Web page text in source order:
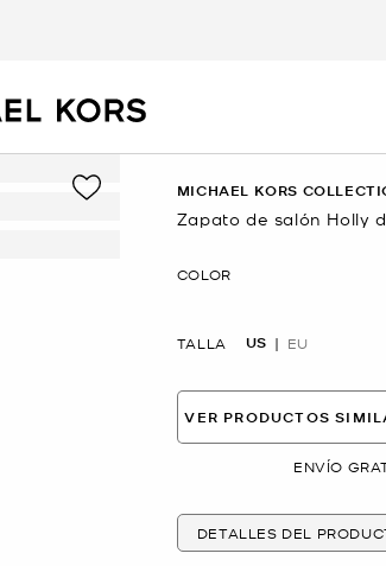
MICHAEL KORS
Zapato de salón Holly
COLOR
TALLA US EU
VER PRODUCTOS
ENVÍO
DETALLES DEL